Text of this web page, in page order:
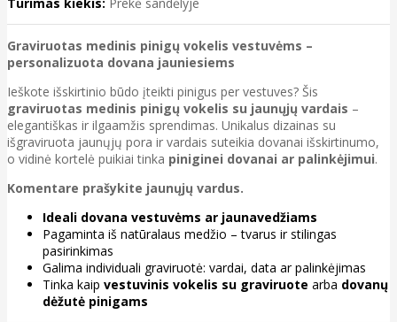
Graviruotas medinis pinigų vokelis vestuvėms –
personalizuota dovana jauniesiems
Ieškote išskirtinio būdo įteikti pinigus per vestuves? Šis
graviruotas medinis pinigų vokelis su jaunųjų vardais –
elegantiškas ir ilgaamžis sprendimas. Unikalus dizainas su
išgraviruota jaunųjų pora ir vardais suteikia dovanai išskirtinumo,
o vidinė kortelė puikiai tinka piniginei dovanai ar palinkėjimui.
Komentare prašykite jaunųjų vardus.
Ideali dovana vestuvėms ar jaunavedžiams
Pagaminta iš natūralaus medžio – tvarus ir stilingas
pasirinkimas
Galima individuali graviruotė: vardai, data ar palinkėjimas
Tinka kaip vestuvinis vokelis su graviruote arba dovanų
dėžutė pinigams